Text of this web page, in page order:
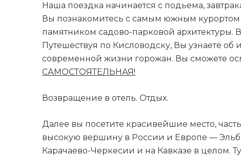
​​​​​​​Наша поездка начинается с подьема,
Вы познакомитесь с самым южным курортом
памятником садово-парковой архитектуры.
Путешествуя по Кисловодску, Вы узнаете
современной жизни горожан. Вы сможете
САМОСТОЯТЕЛЬНАЯ!
Возвращение в отель. Отдых.
Далее вы посетите красивейшие место,
высокую вершину в России и Европе —
Карачаево-Черкесии и на Кавказе в целом.